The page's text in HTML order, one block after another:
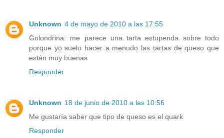
Unknown 4 de mayo de 2010 a las 17:55
Golondrina: me parece una tarta estupenda sobre todo
porque yo suelo hacer a menudo las tartas de queso que
están muy buenas
Responder
Unknown 18 de junio de 2010 a las 10:56
Me gustaría saber que tipo de queso es el quark
Responder